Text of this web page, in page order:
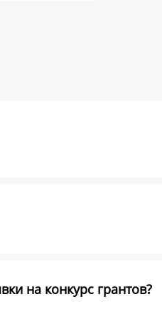
на конкурс грантов?